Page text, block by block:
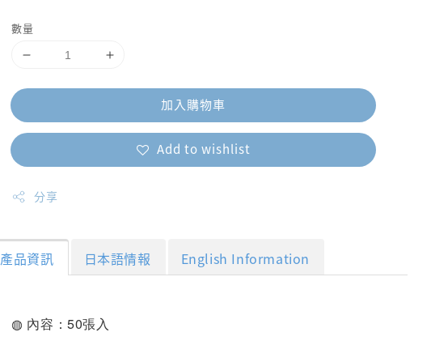
數量
加入購物車
Add to wishlist
分享
產品資訊 日本語情報 English Information
◍ 內容：50張入